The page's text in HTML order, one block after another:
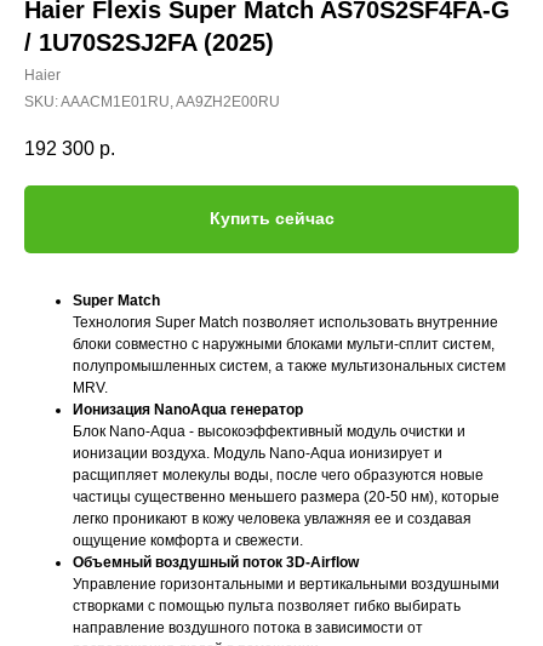
Haier Flexis Super Match AS70S2SF4FA-G
/ 1U70S2SJ2FA (2025)
Haier
SKU:AAACM1E01RU, AA9ZH2E00RU
192 300 р.
Купить сейчас
Super Match
Технология Super Match позволяет использовать внутренние
блоки совместно с наружными блоками мульти-сплит систем,
полупромышленных систем, а также мультизональных систем
MRV.
Ионизация NanoAqua генератор
Блок Nano-Aqua - высокоэффективный модуль очистки и
ионизации воздуха. Модуль Nano-Aqua ионизирует и
расщипляет молекулы воды, после чего образуются новые
частицы существенно меньшего размера (20-50 нм), которые
легко проникают в кожу человека увлажняя ее и создавая
ощущение комфорта и свежести.
Объемный воздушный поток 3D-Airflow
Управление горизонтальными и вертикальными воздушными
створками с помощью пульта позволяет гибко выбирать
направление воздушного потока в зависимости от